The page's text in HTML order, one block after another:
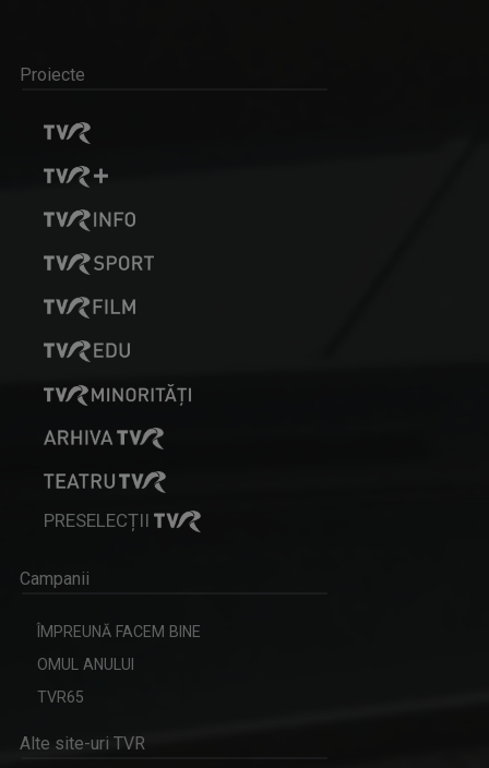
Proiecte
PRESELECȚII
Campanii
ÎMPREUNĂ FACEM BINE
OMUL ANULUI
TVR65
Alte site-uri TVR